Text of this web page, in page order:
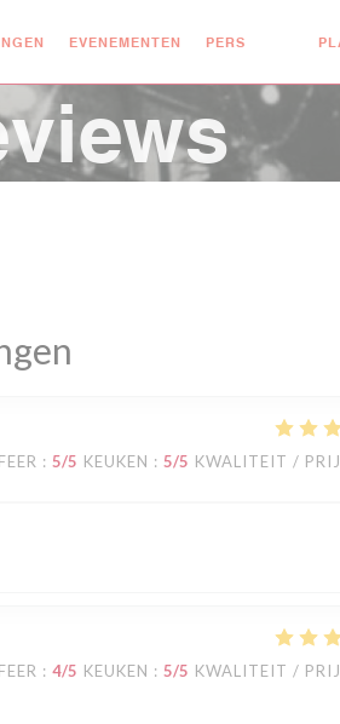
EVENEMENTEN PERS
: 5/5 KEUKEN : 5/5 KWALITEIT /
: 4/5 KEUKEN : 5/5 KWALITEIT /